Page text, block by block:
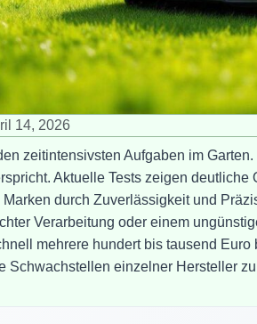
14, 2026
zeitintensivsten Aufgaben im
Aktuelle Tests zeigen
durch Zuverlässigkeit und
Verarbeitung oder einem
mehrere hundert bis tausend
Schwachstellen einzelner Hersteller